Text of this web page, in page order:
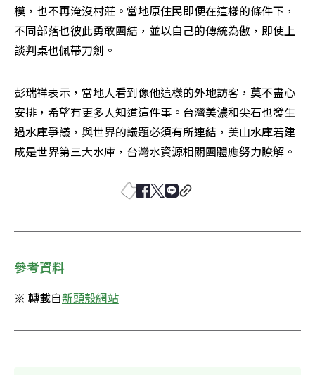
模，也不再淹沒村莊。當地原住民即便在這樣的條件下，
不同部落也彼此勇敢團結，並以自己的傳統為傲，即使上
談判桌也佩帶刀劍。
彭瑞祥表示，當地人看到像他這樣的外地訪客，莫不盡心
安排，希望有更多人知道這件事。台灣美濃和尖石也發生
過水庫爭議，與世界的議題必須有所連結，美山水庫若建
成是世界第三大水庫，台灣水資源相關團體應努力瞭解。
參考資料
※ 轉載自新頭殼網站